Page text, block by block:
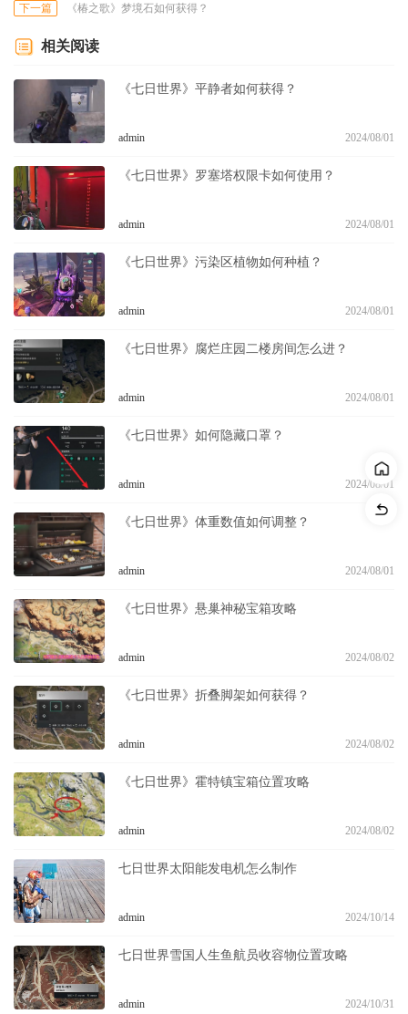
下一篇 《椿之歌》梦境石如何获得？
相关阅读
《七日世界》平静者如何获得？
admin 2024/08/01
《七日世界》罗塞塔权限卡如何使用？
admin 2024/08/01
《七日世界》污染区植物如何种植？
admin 2024/08/01
《七日世界》腐烂庄园二楼房间怎么进？
admin 2024/08/01
《七日世界》如何隐藏口罩？
admin 2024/08/01
《七日世界》体重数值如何调整？
admin 2024/08/01
《七日世界》悬巢神秘宝箱攻略
admin 2024/08/02
《七日世界》折叠脚架如何获得？
admin 2024/08/02
《七日世界》霍特镇宝箱位置攻略
admin 2024/08/02
七日世界太阳能发电机怎么制作
admin 2024/10/14
七日世界雪国人生鱼航员收容物位置攻略
admin 2024/10/31